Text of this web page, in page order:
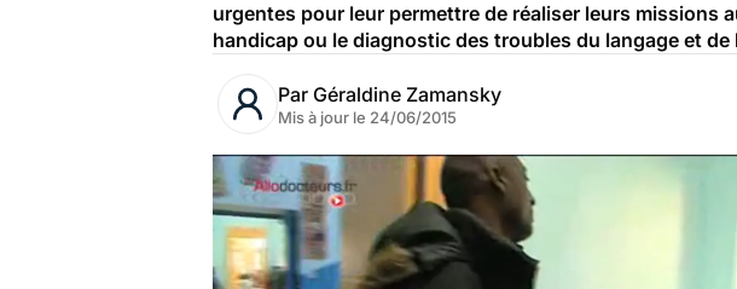
urgentes pour leur permettre de réaliser leurs missions
handicap ou le diagnostic des troubles du langage et de
Par Géraldine Zamansky
Mis à jour le 24/06/2015